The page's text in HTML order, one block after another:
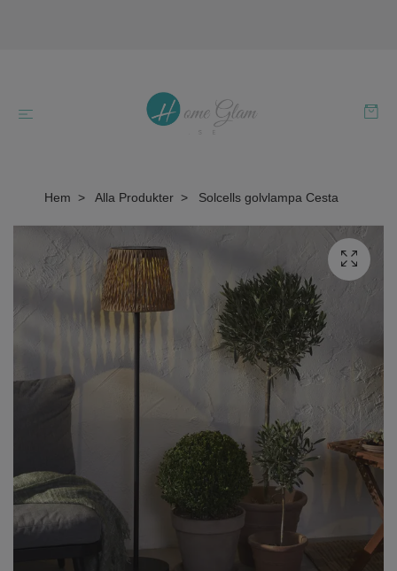
Hem Alla Produkter Solcells golvlampa Cesta